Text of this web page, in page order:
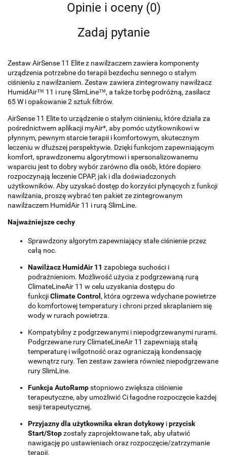
Opinie i oceny (0)
Zadaj pytanie
Zestaw AirSense 11 Elite z nawilżaczem zawiera komponenty
urządzenia potrzebne do terapii bezdechu sennego o stałym
ciśnieniu z nawilżaniem. Zestaw zawiera zintegrowany nawilżacz
HumidAir™ 11 i rurę SlimLine™, a także torbę podróżną, zasilacz
65 W i opakowanie 2 sztuk filtrów.
AirSense 11 Elite to urządzenie o stałym ciśnieniu, które działa za
pośrednictwem aplikacji myAir*, aby pomóc użytkownikowi w
płynnym, pewnym starcie terapii i komfortowym, skutecznym
leczeniu w dłuższej perspektywie. Dzięki funkcjom zapewniającym
komfort, sprawdzonemu algorytmowi i spersonalizowanemu
wsparciu jest to dobry wybór zarówno dla osób, które dopiero
rozpoczynają leczenie CPAP, jak i dla doświadczonych
użytkowników. Aby uzyskać dostęp do korzyści płynących z funkcji
nawilżania, proszę wybrać ten pakiet ze zintegrowanym
nawilżaczem HumidAir 11 i rurą SlimLine.
Najważniejsze cechy
Sprawdzony algorytm zapewniający stałe ciśnienie przez
całą noc.
Nawilżacz HumidAir 11 zapobiega suchości i
podrażnieniom. Możliwość użycia z podgrzewaną rurą
ClimateLineAir 11 w celu uzyskania dostępu do
funkcjiClimate Control , która ogrzewa wdychane powietrze
do komfortowej temperatury i chroni przed skraplaniem się
wody w rurach powietrza.
Kompatybilny z podgrzewanymi i niepodgrzewanymi rurami.
Podgrzewane rury ClimateLineAir 11 zapewniają stałą
temperaturę i wilgotność oraz ograniczają kondensację
wewnątrz rury. Ten zestaw zawiera również niepodgrzewane
rury SlimLine.
Funkcja AutoRampstopniowo zwiększa ciśnienie
terapeutyczne, aby umożliwić Ci łagodne rozpoczęcie każdej
sesji terapeutycznej.
Przyjazny dla użytkownika ekran dotykowy iprzycisk
Start/Stopzostały zaprojektowane tak, aby ułatwić
nawigację po ustawieniach oraz rozpoczęcie/zatrzymanie
terapii.